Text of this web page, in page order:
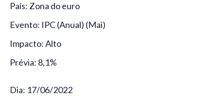
País: Zona do euro
Evento: IPC (Anual) (Mai)
Impacto: Alto
Prévia: 8,1%
Dia: 17/06/2022